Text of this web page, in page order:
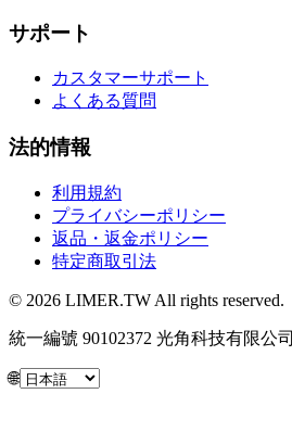
サポート
カスタマーサポート
よくある質問
法的情報
利用規約
プライバシーポリシー
返品・返金ポリシー
特定商取引法
© 2026 LIMER.TW All rights reserved.
統一編號 90102372 光角科技有限公司
🌐